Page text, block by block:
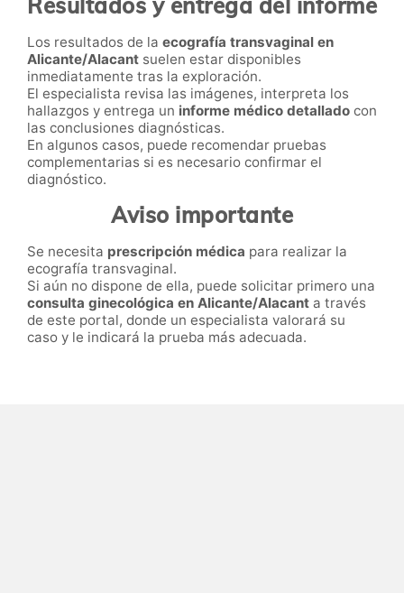
Los resultados de la ecografía transvaginal en
Alicante/Alacant suelen estar disponibles
inmediatamente tras la exploración.
El especialista revisa las imágenes, interpreta los
hallazgos y entrega un informe médico detallado con
las conclusiones diagnósticas.
En algunos casos, puede recomendar pruebas
complementarias si es necesario confirmar el
diagnóstico.
Aviso importante
Se necesita prescripción médica para realizar la
ecografía transvaginal.
Si aún no dispone de ella, puede solicitar primero una
consulta ginecológica en Alicante/Alacant a través
de este portal, donde un especialista valorará su
caso y le indicará la prueba más adecuada.